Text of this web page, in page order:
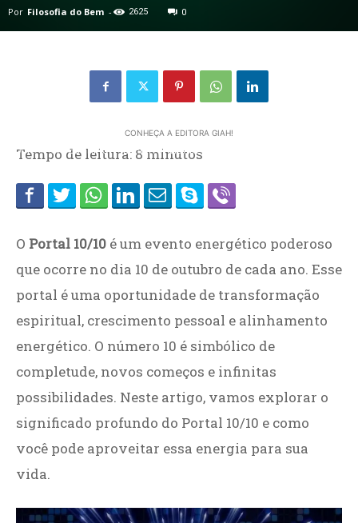
Home CATEGORIAS ESPIRITUALIDADE
Por Filosofia do Bem - 2625 0
CONHEÇA A EDITORA GIAH!
Tempo de leitura: 8 minutos
O Portal 10/10 é um evento energético poderoso
que ocorre no dia 10 de outubro de cada ano. Esse
portal é uma oportunidade de transformação
espiritual, crescimento pessoal e alinhamento
energético. O número 10 é simbólico de
completude, novos começos e infinitas
possibilidades. Neste artigo, vamos explorar o
significado profundo do Portal 10/10 e como
você pode aproveitar essa energia para sua
vida.